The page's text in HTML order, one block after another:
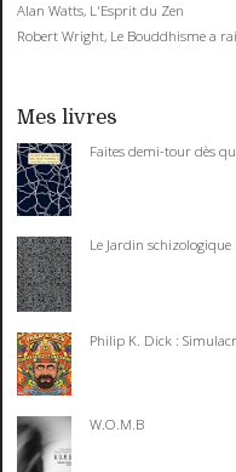
Alan Watts, L'Esprit du Zen
Robert Wright, Le Bouddhisme a
Mes livres
Faites demi-tour dès
Le Jardin
Philip K. Dick :
W.O.M.B